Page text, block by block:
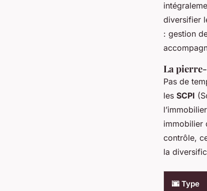
diversifier
: gestion
La
Pas de
les SCPI
immobilier
contrôle,
la
🌆 Type